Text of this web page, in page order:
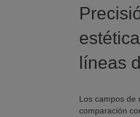
líneas
Los campos de
comparación